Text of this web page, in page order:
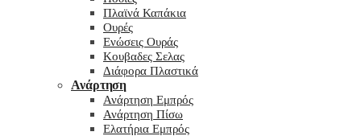
Πλαϊνά Καπάκια
Ουρές
Ενώσεις Ουράς
Κουβαδες Σελας
Διάφορα Πλαστικά
Ανάρτηση
Ανάρτηση Εμπρός
Ανάρτηση Πίσω
Ελατήρια Εμπρός